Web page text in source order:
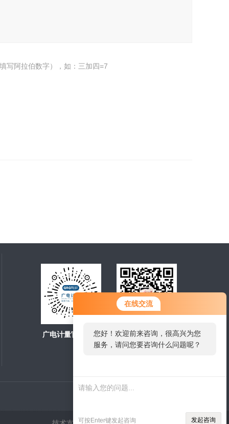
在线交流
您好！欢迎前来咨询，很高兴为您
服务，请问您要咨询什么问题呢？
您好，看您停留很久了，是否找到
了需求产品，您可以直接在线与我
可按Enter键发起咨询 发起咨询
写阿拉伯数字），如：三加四=7
扫一扫，关注微信
广电计量官方商城